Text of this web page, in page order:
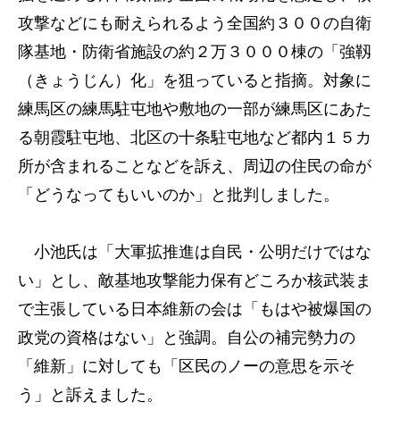
攻撃などにも耐えられるよう全国約３００の自衛
隊基地・防衛省施設の約２万３０００棟の「強靱
（きょうじん）化」を狙っていると指摘。対象に
練馬区の練馬駐屯地や敷地の一部が練馬区にあた
る朝霞駐屯地、北区の十条駐屯地など都内１５カ
所が含まれることなどを訴え、周辺の住民の命が
「どうなってもいいのか」と批判しました。
小池氏は「大軍拡推進は自民・公明だけではな
い」とし、敵基地攻撃能力保有どころか核武装ま
で主張している日本維新の会は「もはや被爆国の
政党の資格はない」と強調。自公の補完勢力の
「維新」に対しても「区民のノーの意思を示そ
う」と訴えました。